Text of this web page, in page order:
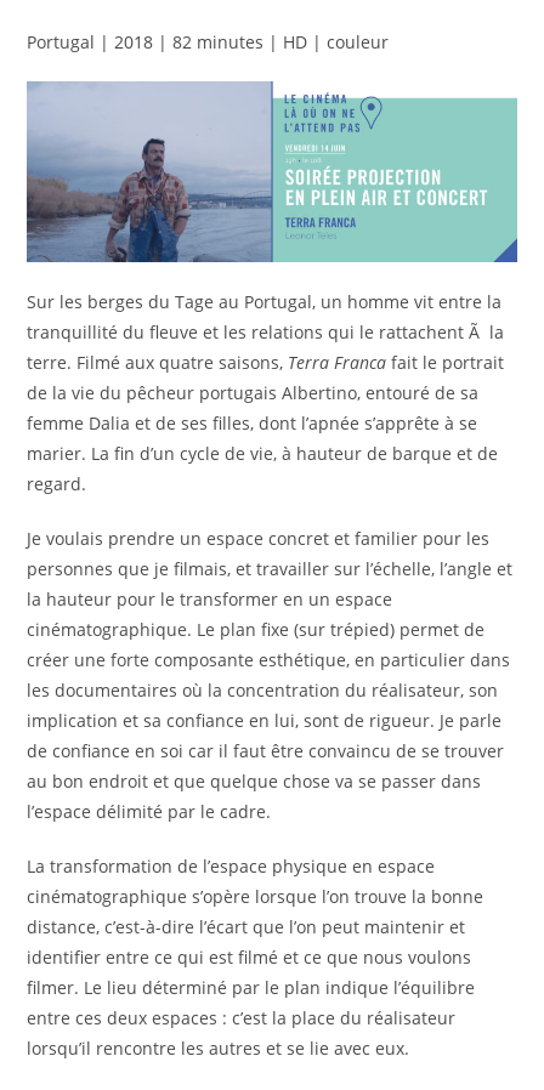
Portugal | 2018 | 82 minutes | HD | couleur
Sur les berges du Tage au Portugal, un homme vit entre la
tranquillité du fleuve et les relations qui le rattachent Ã la
terre. Filmé aux quatre saisons, Terra Franca fait le portrait
de la vie du pêcheur portugais Albertino, entouré de sa
femme Dalia et de ses filles, dont l’apnée s’apprête à se
marier. La fin d’un cycle de vie, à hauteur de barque et de
regard.
Je voulais prendre un espace concret et familier pour les
personnes que je filmais, et travailler sur l’échelle, l’angle et
la hauteur pour le transformer en un espace
cinématographique. Le plan fixe (sur trépied) permet de
créer une forte composante esthétique, en particulier dans
les documentaires où la concentration du réalisateur, son
implication et sa confiance en lui, sont de rigueur. Je parle
de confiance en soi car il faut être convaincu de se trouver
au bon endroit et que quelque chose va se passer dans
l’espace délimité par le cadre.
La transformation de l’espace physique en espace
cinématographique s’opère lorsque l’on trouve la bonne
distance, c’est-à-dire l’écart que l’on peut maintenir et
identifier entre ce qui est filmé et ce que nous voulons
filmer. Le lieu déterminé par le plan indique l’équilibre
entre ces deux espaces : c’est la place du réalisateur
lorsqu’il rencontre les autres et se lie avec eux.